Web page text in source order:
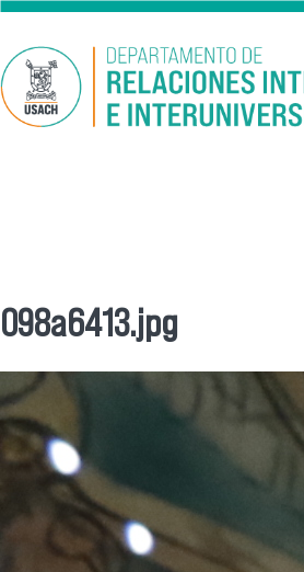
Pasar al contenido principal
Se encuentra usted aquí
098a6413.jpg